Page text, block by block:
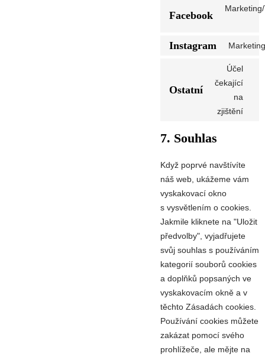
Facebook
Instagram
Ostatní
Účel
čekající
na
zjištění
7. Souhlas
Když poprvé navštívíte
náš web, ukážeme vám
vyskakovací okno
s vysvětlením o cookies.
Jakmile kliknete na "Uložit
předvolby", vyjadřujete
svůj souhlas s používáním
kategorií souborů cookies
a doplňků popsaných ve
vyskakovacím okně a v
těchto Zásadách cookies.
Používání cookies můžete
zakázat pomocí svého
prohlížeče, ale mějte na